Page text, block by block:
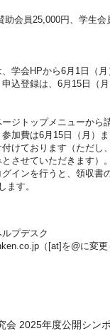
会員25,000円、学生
学会HPから6月1日（月
込登録は、6月15日（月
ジトップメニューから
加費は6月15日（月）
けております（ただし
させていただきます）
インを行うと、領収書
ます。
プデスク
（[at]を@に変更
会 2025年度公開シン